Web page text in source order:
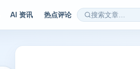
AI 资讯 热点评论